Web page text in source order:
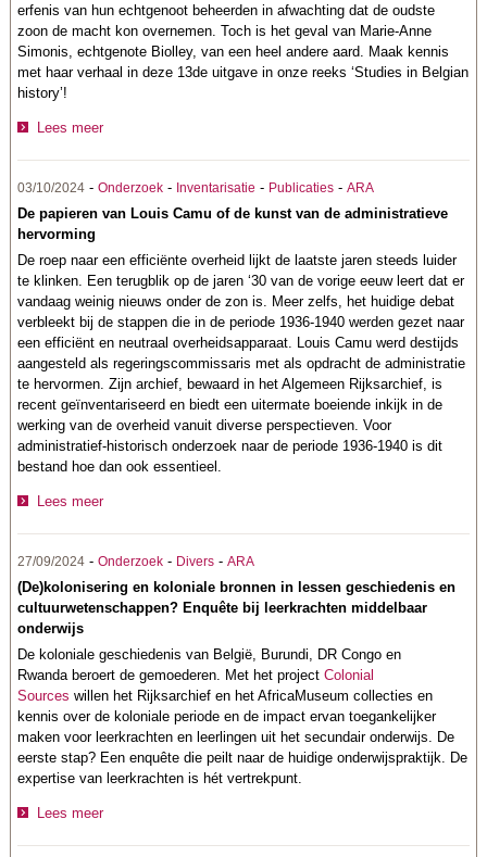
erfenis van hun echtgenoot beheerden in afwachting dat de oudste
zoon de macht kon overnemen. Toch is het geval van Marie-Anne
Simonis, echtgenote Biolley, van een heel andere aard. Maak kennis
met haar verhaal in deze 13de uitgave in onze reeks ‘Studies in Belgian
history’!
Lees meer
03/10/2024 -Onderzoek - Inventarisatie - Publicaties -ARA
De papieren van Louis Camu of de kunst van de administratieve
hervorming
De roep naar een efficiënte overheid lijkt de laatste jaren steeds luider
te klinken. Een terugblik op de jaren ‘30 van de vorige eeuw leert dat er
vandaag weinig nieuws onder de zon is. Meer zelfs, het huidige debat
verbleekt bij de stappen die in de periode 1936-1940 werden gezet naar
een efficiënt en neutraal overheidsapparaat. Louis Camu werd destijds
aangesteld als regeringscommissaris met als opdracht de administratie
te hervormen. Zijn archief, bewaard in het Algemeen Rijksarchief, is
recent geïnventariseerd en biedt een uitermate boeiende inkijk in de
werking van de overheid vanuit diverse perspectieven. Voor
administratief-historisch onderzoek naar de periode 1936-1940 is dit
bestand hoe dan ook essentieel.
Lees meer
27/09/2024 -Onderzoek - Divers -ARA
(De)kolonisering en koloniale bronnen in lessen geschiedenis en
cultuurwetenschappen? Enquête bij leerkrachten middelbaar
onderwijs
De koloniale geschiedenis van België, Burundi, DR Congo en
Rwanda beroert de gemoederen. Met het projectColonial
Sources willen het Rijksarchief en het AfricaMuseum collecties en
kennis over de koloniale periode en de impact ervan toegankelijker
maken voor leerkrachten en leerlingen uit het secundair onderwijs. De
eerste stap? Een enquête die peilt naar de huidige onderwijspraktijk. De
expertise van leerkrachten is hét vertrekpunt.
Lees meer